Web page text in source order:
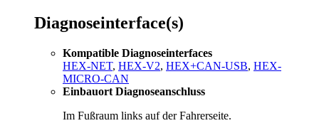
Diagnoseinterface(s)
Kompatible Diagnoseinterfaces
HEX-NET, HEX-V2, HEX+CAN-USB, HEX-
MICRO-CAN
Einbauort Diagnoseanschluss
Im Fußraum links auf der Fahrerseite.